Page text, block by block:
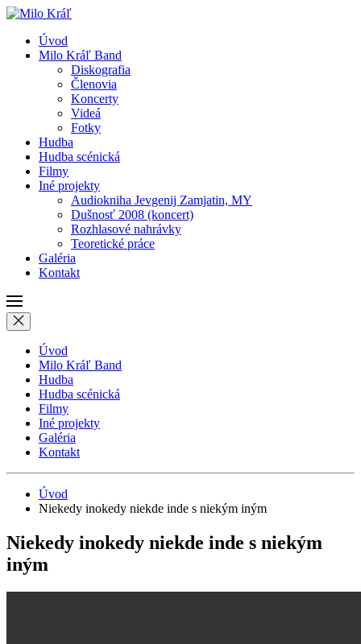
Úvod
Milo Kráľ Band
Diskografia
Členovia
Koncerty
Videá
Fotky
Hudba
Hudba scénická
Filmy
Iné projekty
Audiokniha Jevgenij Zamjatin, MY
Dušnosť 2008 (koncert)
Rozhlasové nahrávky
Teoretické práce
Galéria
Kontakt
Úvod
Milo Kráľ Band
Hudba
Hudba scénická
Filmy
Iné projekty
Galéria
Kontakt
Úvod
Niekedy inokedy niekde inde s niekým iným
Niekedy inokedy niekde inde s niekým
iným